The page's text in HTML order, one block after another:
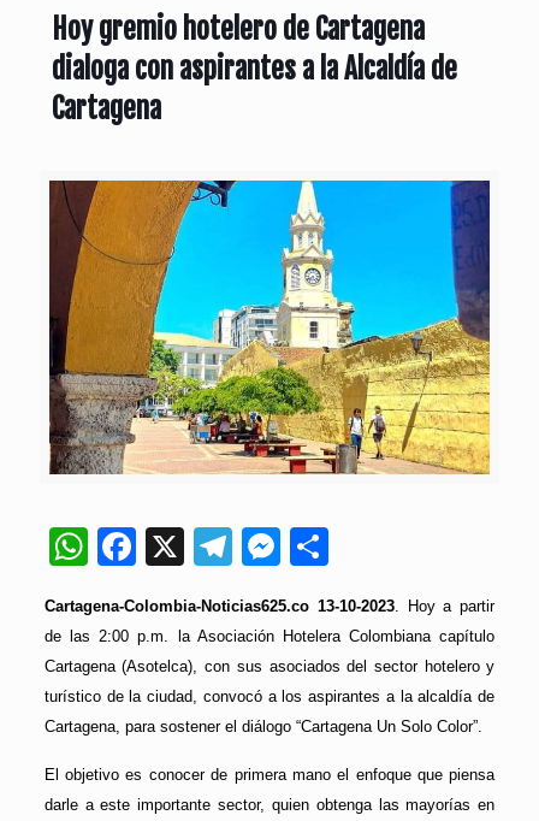
Hoy gremio hotelero de Cartagena
dialoga con aspirantes a la Alcaldía de
Cartagena
WhatsApp
Facebook
X Telegram
Messenger
Cartagena-Colombia-Noticias625.co 13-10-2023. Hoy a partir
de las 2:00 p.m. la Asociación Hotelera Colombiana capítulo
Cartagena (Asotelca), con sus asociados del sector hotelero y
turístico de la ciudad, convocó a los aspirantes a la alcaldía de
Cartagena, para sostener el diálogo “Cartagena Un Solo Color”.
El objetivo es conocer de primera mano el enfoque que piensa
darle a este importante sector, quien obtenga las mayorías en